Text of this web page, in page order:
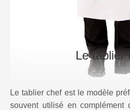
Le tablier
Le tablier chef est le modèle
souvent utilisé en complément